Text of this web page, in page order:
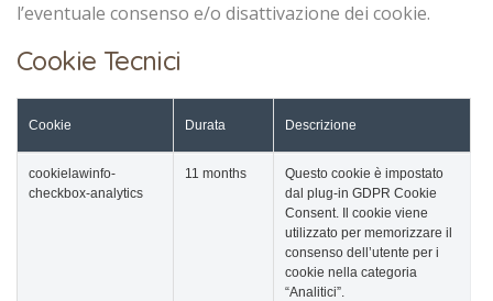
l’eventuale consenso e/o disattivazione dei cookie.
Cookie Tecnici
Cookie Durata Descrizione
cookielawinfo-
checkbox-analytics
11 months
Questo cookie è impostato
dal plug-in GDPR Cookie
Consent. Il cookie viene
utilizzato per memorizzare il
consenso dell’utente per i
cookie nella categoria
“Analitici”.